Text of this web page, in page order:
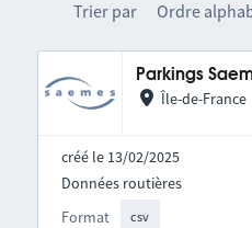
Trier par Ordre
Parkings
Île-de-France
créé le 13/02/2025
Format csv
Données routières